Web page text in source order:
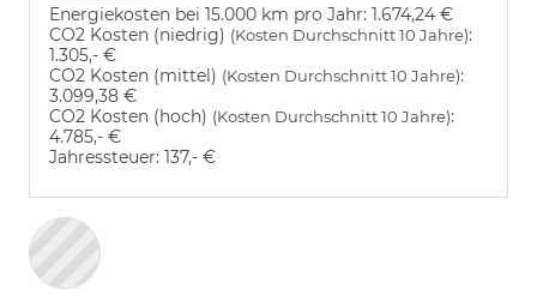
Energiekosten bei 15.000 km pro Jahr: 1.674,24 €
CO2 Kosten (niedrig) (Kosten Durchschnitt 10 Jahre):
1.305,- €
CO2 Kosten (mittel) (Kosten Durchschnitt 10 Jahre):
3.099,38 €
CO2 Kosten (hoch) (Kosten Durchschnitt 10 Jahre):
4.785,- €
Jahressteuer: 137,- €